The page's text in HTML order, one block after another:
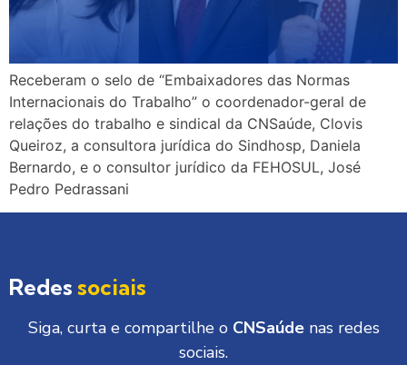
Receberam o selo de “Embaixadores das Normas
Internacionais do Trabalho” o coordenador-geral de
relações do trabalho e sindical da CNSaúde, Clovis
Queiroz, a consultora jurídica do Sindhosp, Daniela
Bernardo, e o consultor jurídico da FEHOSUL, José
Pedro Pedrassani
Redes sociais
Siga, curta e compartilhe o CNSaúdenas redes
sociais.